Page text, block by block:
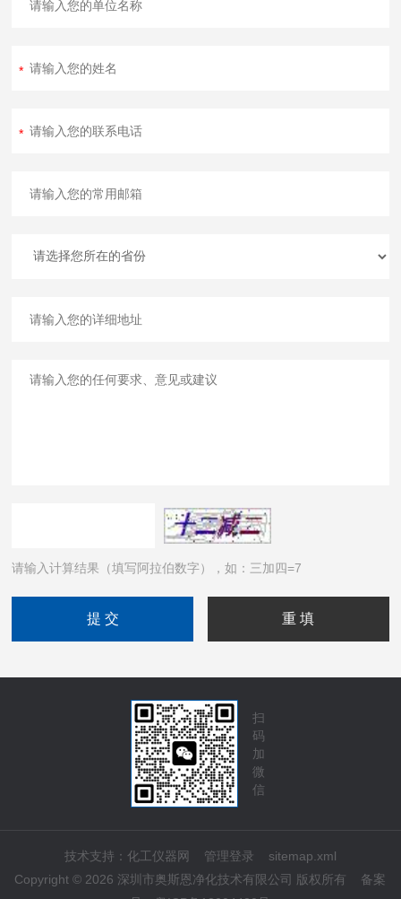
请输入计算结果（填写阿拉伯数字），如：三加四=7
扫
码
加
微
信
技术支持： 化工仪器网 管理登录
sitemap.xml
Copyright © 2026 深圳市奥斯恩净化技术有限公司 版权所有 备案